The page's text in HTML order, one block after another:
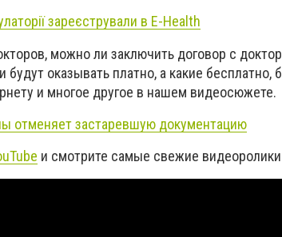
зареєстрували в E-Health
можно ли заключить договор с
оказывать платно, а какие бесплатно,
и многое другое в нашем видеосюжете.
отменяет застаревшую документацию
и смотрите самые свежие